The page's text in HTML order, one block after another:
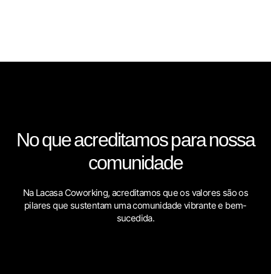
No que acreditamos para nossa
comunidade
Na Lacasa Coworking, acreditamos que os valores são os
pilares que sustentam uma comunidade vibrante e bem-
sucedida.